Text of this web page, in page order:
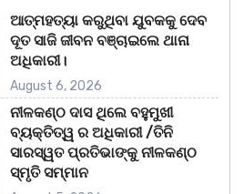
ଆତ୍ମହତ୍ୟା କରୁଥିବା ଯୁବକକୁ ଦେବ
ଦୂତ ସାଜି ଜୀବନ ବଞ୍ଚାଇଲେ ଥାନା
ଅଧିକାରୀ।
August 6, 2026
ନୀଳକଣ୍ଠ ଦାସ ଥିଲେ ବହୁମୁଖୀ
ବ୍ୟକ୍ତିତ୍ୱ ର ଅଧିକାରୀ /ତିନି
ସାରସ୍ୱତ ପ୍ରତିଭାଙ୍କୁ ନୀଳକଣ୍ଠ
ସ୍ମୃତି ସମ୍ମାନ